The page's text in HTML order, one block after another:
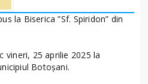
la Biserica ”Sf. Spiridon” din
vineri, 25 aprilie 2025 la
Botoșani.